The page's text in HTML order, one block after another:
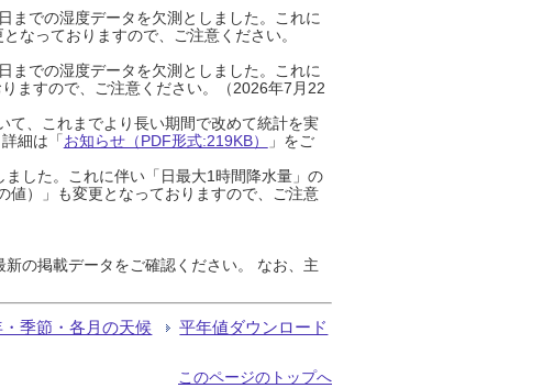
までの湿度データを欠測としました。これに
なっておりますので、ご注意ください。
までの湿度データを欠測としました。これに
ますので、ご注意ください。（2026年7月22
て、これまでより長い期間で改めて統計を実
細は「お知らせ（PDF形式:219KB）
」をご
した。これに伴い「日最大1時間降水量」の
値）」も変更となっておりますので、ご注意
の掲載データをご確認ください。 なお、主
・季節・各月の天候 平年値ダウンロード
このページのトップへ